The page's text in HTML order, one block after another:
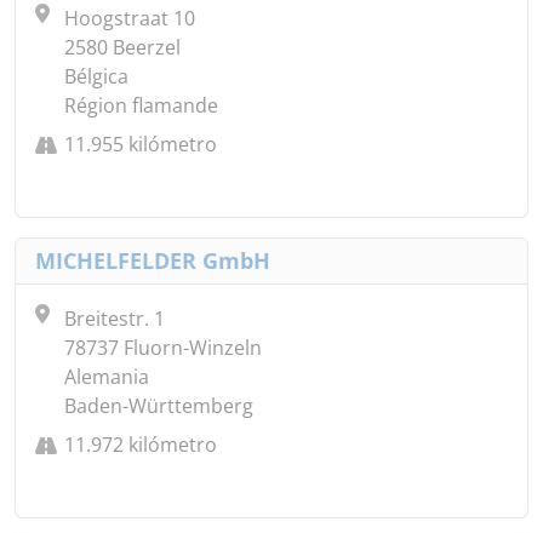
Hoogstraat 10
2580 Beerzel
Bélgica
Région flamande
11.955 kilómetro
MICHELFELDER GmbH
Breitestr. 1
78737 Fluorn-Winzeln
Alemania
Baden-Württemberg
11.972 kilómetro